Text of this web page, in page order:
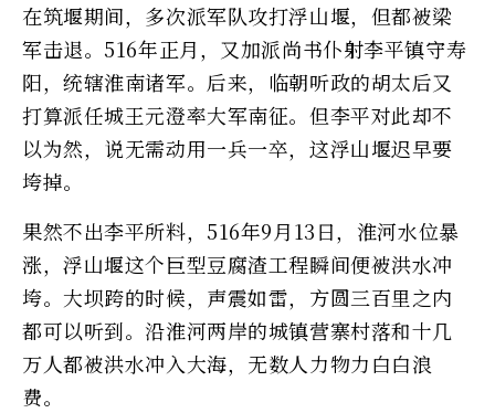
在筑堰期间，多次派军队攻打浮山堰，但都被梁
军击退。516年正月，又加派尚书仆射李平镇守寿
阳，统辖淮南诸军。后来，临朝听政的胡太后又
打算派任城王元澄率大军南征。但李平对此却不
以为然，说无需动用一兵一卒，这浮山堰迟早要
垮掉。
果然不出李平所料，516年9月13日，淮河水位暴
涨，浮山堰这个巨型豆腐渣工程瞬间便被洪水冲
垮。大坝跨的时候，声震如雷，方圆三百里之内
都可以听到。沿淮河两岸的城镇营寨村落和十几
万人都被洪水冲入大海，无数人力物力白白浪
费。